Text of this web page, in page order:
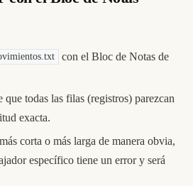
con el Bloc de Notas de
todas las filas (registros) parezcan
exacta.
corta o más larga de manera obvia,
específico tiene un error y será